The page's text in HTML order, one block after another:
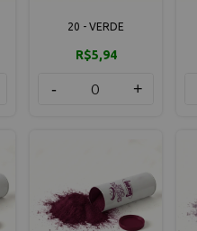
20 - VERDE
R$5,94
- +